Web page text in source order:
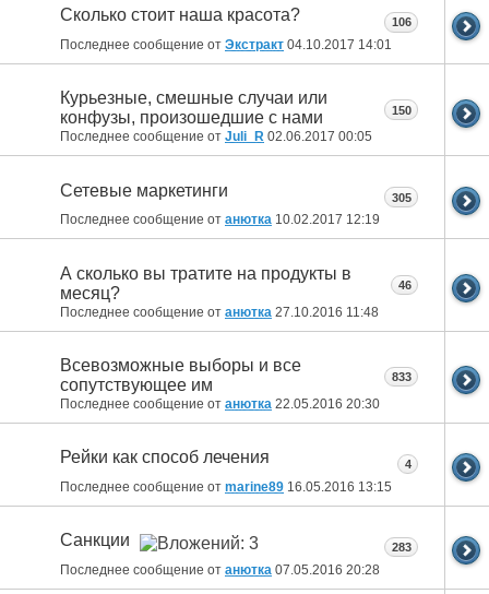
Сколько стоит наша красота?
Последнее сообщение от Экстракт 04.10.2017 14:01
106
Курьезные, смешные случаи или
конфузы, произошедшие с нами
Последнее сообщение от Juli_R 02.06.2017 00:05
150
Сетевые маркетинги
Последнее сообщение от анютка 10.02.2017 12:19
305
А сколько вы тратите на продукты в
месяц?
Последнее сообщение от анютка 27.10.2016 11:48
46
Всевозможные выборы и все
сопутствующее им
Последнее сообщение от анютка 22.05.2016 20:30
833
Рейки как способ лечения
Последнее сообщение от marine89 16.05.2016 13:15
4
Санкции
Последнее сообщение от анютка 07.05.2016 20:28
283